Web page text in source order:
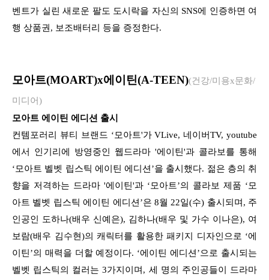
벤트가 실린 새로운 팔도 도시락을 자신의 SNS에 인증하면 여
행 상품권, 보조배터리 등을 증정한다.
모아트(MOART)x에이틴(A-TEEN)(건강/미용x문화/
미디어)
모아트 에이틴 에디션 출시
컨템포러리 뷰티 브랜드 ‘모아트'가 VLive, 네이버TV, youtube
에서 인기리에 방영중인 웹드라마 '에이틴'과 콜라보를 통해
‘모아트 벨벳 립스틱 에이틴 에디션’을 출시했다. 젊은 층의 취
향을 저격하는 드라마 '에이틴'과 ‘모아트’의 콜라보 제품 ‘모
아트 벨벳 립스틱 에이틴 에디션’은 8월 22일(수) 출시되며, 주
인공인 도하나(배우 신예은), 김하나(배우 및 가수 이나은), 여
보람(배우 김수현)의 캐릭터를 활용한 패키지 디자인으로 ‘에
이틴’의 매력을 더할 예정이다. ‘에이틴 에디션’으로 출시되는
벨벳 립스틱의 컬러는 3가지이며, 세 명의 주인공들이 드라마